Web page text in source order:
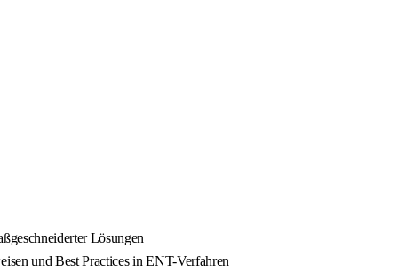
Lösungen
und Best Practices in ENT-Verfahren